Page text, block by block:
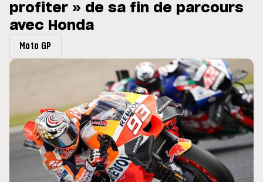
: Horaires et
du GP de Grande-
MOTO GP
profiter » de sa fin de parcours
avec Honda
Moto GP